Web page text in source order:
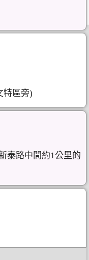
特區旁)
泰路中間約1公里的